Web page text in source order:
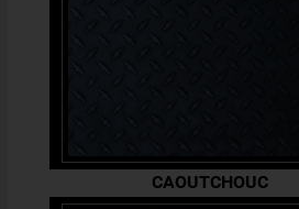
CAOUTCHOUC